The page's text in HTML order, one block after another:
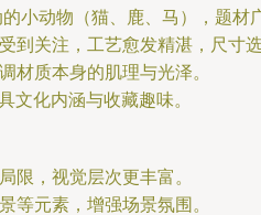
小动物（猫、鹿、马），题材
到关注，工艺愈发精湛，尺寸选
材质本身的肌理与光泽。
文化内涵与收藏趣味。
限，视觉层次更丰富。
等元素，增强场景氛围。